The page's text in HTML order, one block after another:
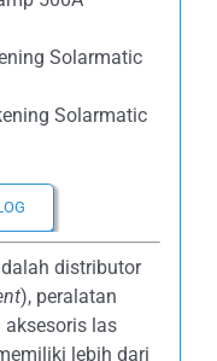
Solarmatic
Solarmatic
distributor
), peralatan
aksesoris las
lebih dari